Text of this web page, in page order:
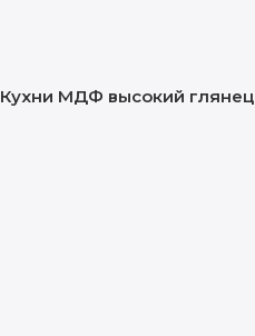
Кухни МДФ высокий глянец